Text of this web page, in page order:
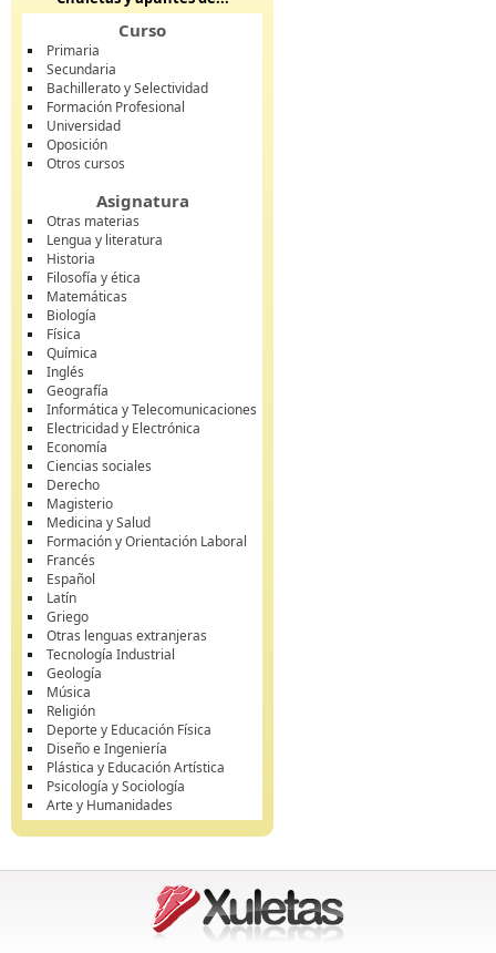
Curso
Primaria
Secundaria
Bachillerato y Selectividad
Formación Profesional
Universidad
Oposición
Otros cursos
Asignatura
Otras materias
Lengua y literatura
Historia
Filosofía y ética
Matemáticas
Biología
Física
Química
Inglés
Geografía
Informática y Telecomunicaciones
Electricidad y Electrónica
Economía
Ciencias sociales
Derecho
Magisterio
Medicina y Salud
Formación y Orientación Laboral
Francés
Español
Latín
Griego
Otras lenguas extranjeras
Tecnología Industrial
Geología
Música
Religión
Deporte y Educación Física
Diseño e Ingeniería
Plástica y Educación Artística
Psicología y Sociología
Arte y Humanidades